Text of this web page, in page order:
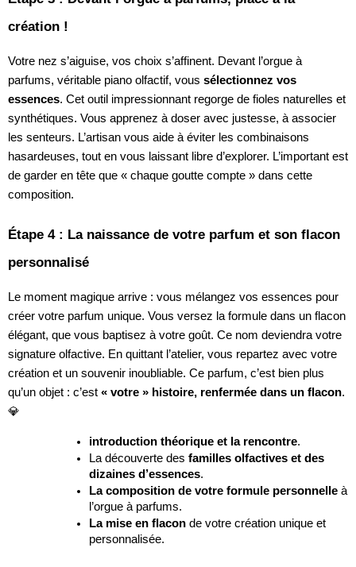
création !
Votre nez s’aiguise, vos choix s’affinent. Devant l’orgue à
parfums, véritable piano olfactif, vous sélectionnez vos
essences. Cet outil impressionnant regorge de fioles naturelles et
synthétiques. Vous apprenez à doser avec justesse, à associer
les senteurs. L’artisan vous aide à éviter les combinaisons
hasardeuses, tout en vous laissant libre d’explorer. L’important est
de garder en tête que « chaque goutte compte » dans cette
composition.
Étape 4 : La naissance de votre parfum et son flacon
personnalisé
Le moment magique arrive : vous mélangez vos essences pour
créer votre parfum unique. Vous versez la formule dans un flacon
élégant, que vous baptisez à votre goût. Ce nom deviendra votre
signature olfactive. En quittant l’atelier, vous repartez avec votre
création et un souvenir inoubliable. Ce parfum, c’est bien plus
qu’un objet : c’est « votre » histoire, renfermée dans un flacon.
💎
introduction théorique et la rencontre.
La découverte des familles olfactives et des
dizaines d’essences.
La composition de votre formule personnelle à
l’orgue à parfums.
La mise en flacon de votre création unique et
personnalisée.